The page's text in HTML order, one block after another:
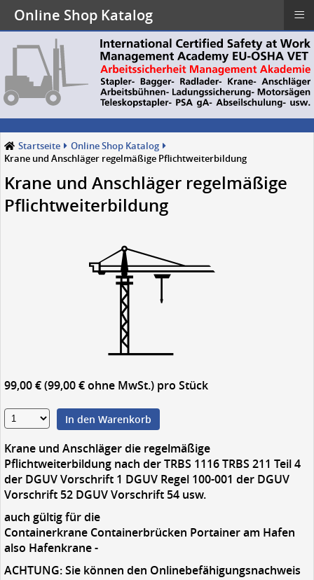
Startseite
Online Shop Katalog
Krane und Anschläger regelmäßige Pflichtweiterbildung
Krane und Anschläger regelmäßige
Pflichtweiterbildung
99,00 € (99,00 € ohne MwSt.) pro Stück
In den Warenkorb
Krane und Anschläger die regelmäßige
Pflichtweiterbildung nach der TRBS 1116 TRBS 211 Teil 4
der DGUV Vorschrift 1 DGUV Regel 100-001 der DGUV
Vorschrift 52 DGUV Vorschrift 54 usw.
auch gültig für die
Containerkrane Containerbrücken Portainer am Hafen
also Hafenkrane -
ACHTUNG: Sie können den Onlinebefähigungsnachweis
Online Shop Katalog ≡